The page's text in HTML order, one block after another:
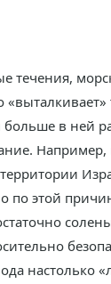
течения,
в ней
по этой
настолько